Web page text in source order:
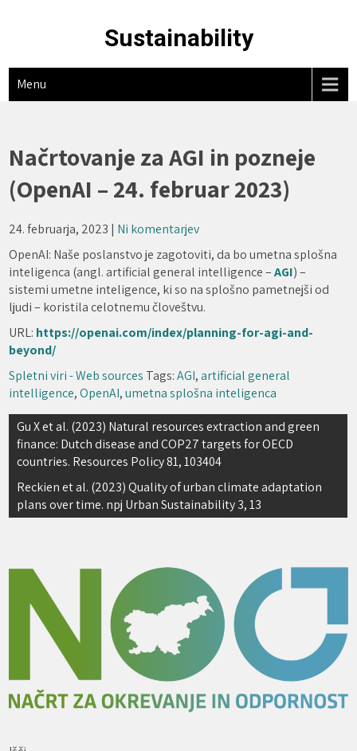
Sustainability
Menu
Načrtovanje za AGI in pozneje
(OpenAI – 24. februar 2023)
24. februarja, 2023 | Ni komentarjev
OpenAI: Naše poslanstvo je zagotoviti, da bo umetna splošna
inteligenca (angl. artificial general intelligence –AGI) –
sistemi umetne inteligence, ki so na splošno pametnejši od
ljudi – koristila celotnemu človeštvu.
URL: https://openai.com/index/planning-for-agi-and-
beyond/
Spletni viri - Web sources Tags:AGI,artificial general
intelligence,OpenAI,umetna splošna inteligenca
Navigacija
prispevka
Gu X et al. (2023) Natural resources extraction and green
finance: Dutch disease and COP27 targets for OECD
countries. Resources Policy 81, 103404
Reckien et al. (2023) Quality of urban climate adaptation
plans over time. npj Urban Sustainability 3, 13